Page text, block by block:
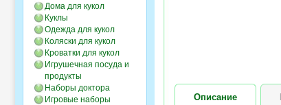
Дома для кукол
Куклы
Одежда для кукол
Коляски для кукол
Кроватки для кукол
Игрушечная посуда и
продукты
Наборы доктора
Игровые наборы
Описание